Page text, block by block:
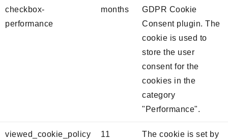
checkbox-
performance
months
GDPR Cookie
Consent plugin. The
cookie is used to
store the user
consent for the
cookies in the
category
"Performance".
viewed_cookie_policy
11
The cookie is set by